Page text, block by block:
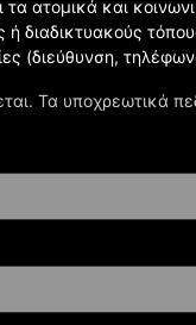
Τα υποχρεωτικά
τα ατομικά και
ή διαδικτυακούς
(διεύθυνση,